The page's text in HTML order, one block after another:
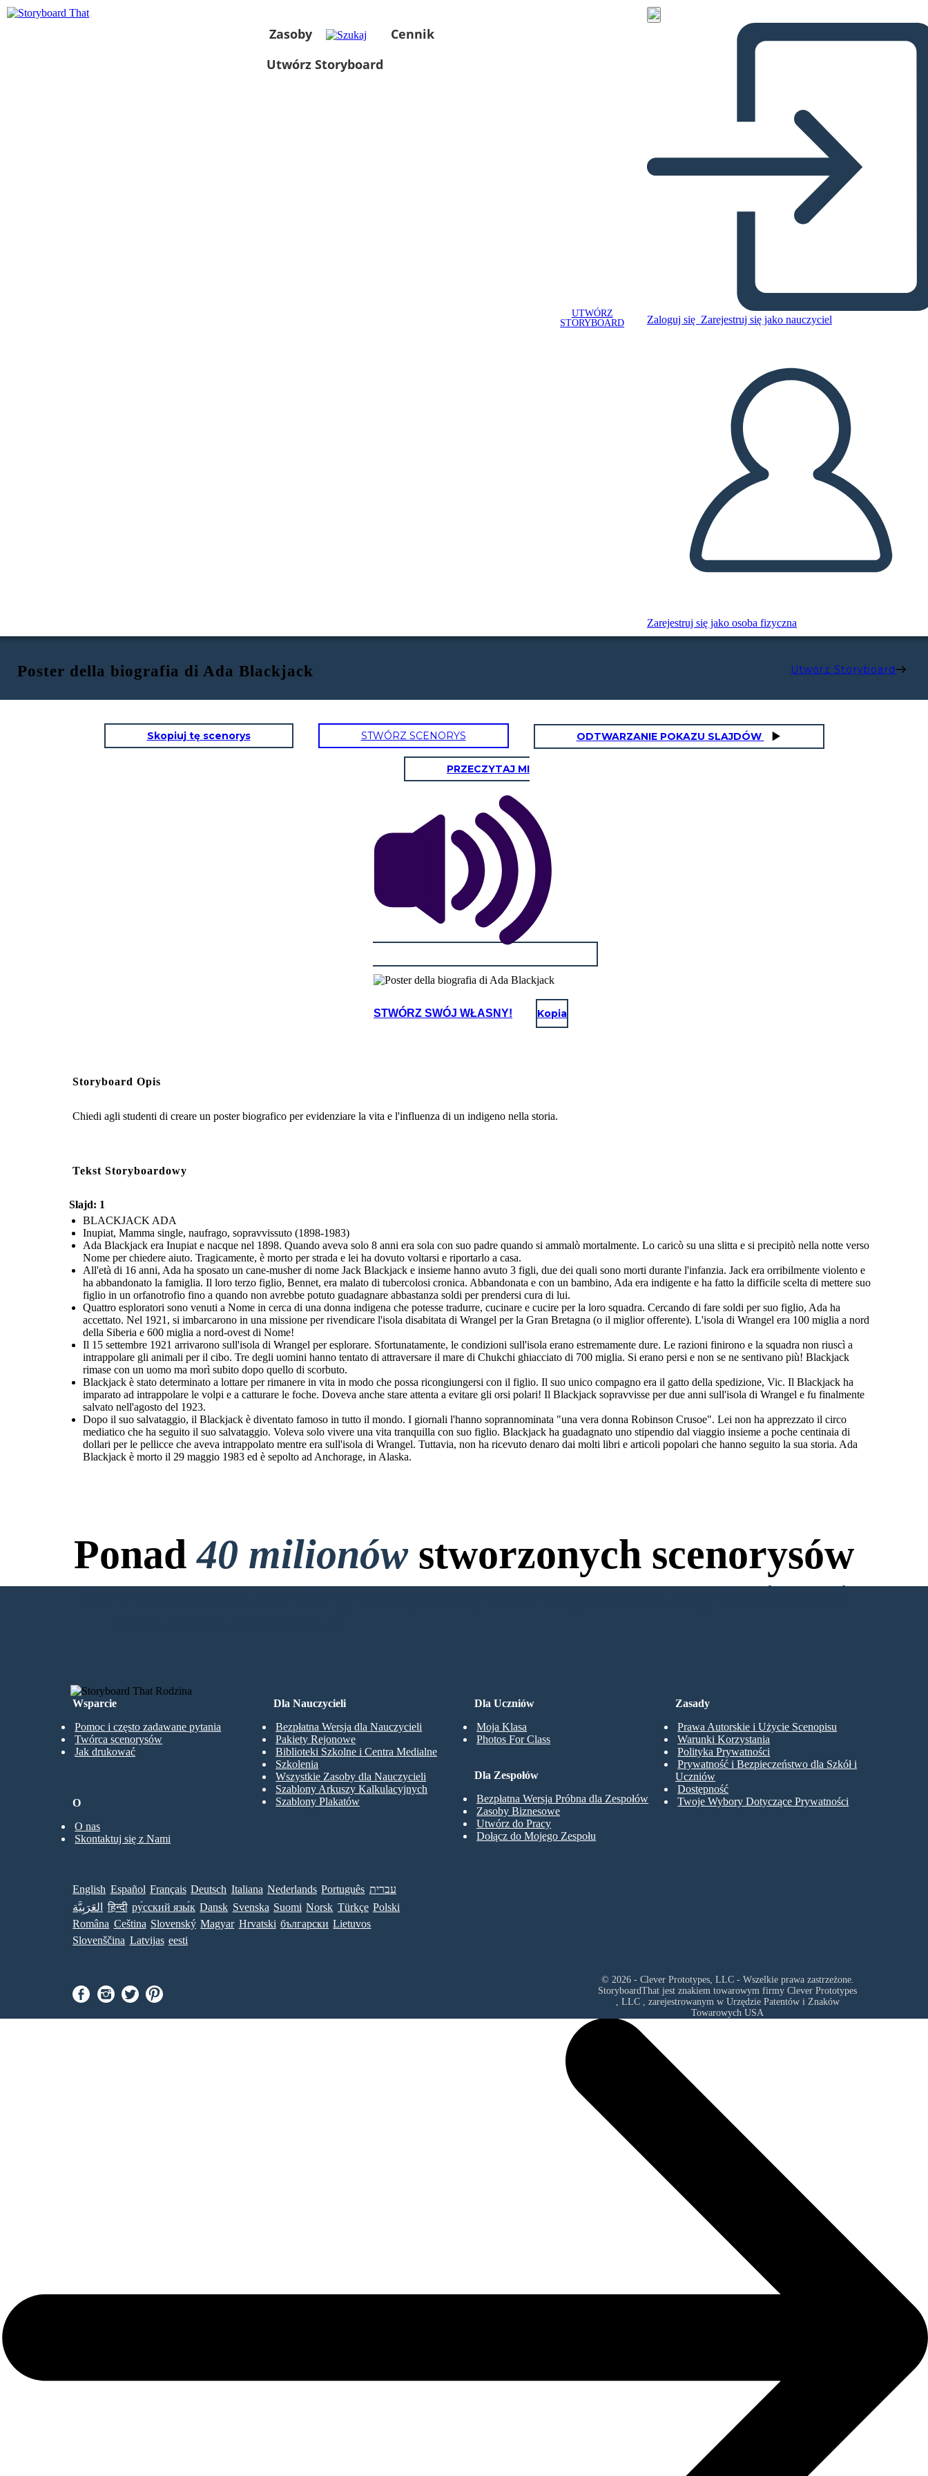
Zasoby
Cennik
Utwórz Storyboard
UTWÓRZ
STORYBOARD
Zaloguj się Zarejestruj się jako nauczyciel
Zarejestruj się jako osoba fizyczna
Poster della biografia di Ada Blackjack Utwórz Storyboard
Skopiuj tę scenorys STWÓRZ SCENORYS ODTWARZANIE POKAZU SLAJDÓW
PRZECZYTAJ MI
STWÓRZ SWÓJ WŁASNY! Kopia
Storyboard Opis
Chiedi agli studenti di creare un poster biografico per evidenziare la vita e l'influenza di un indigeno nella storia.
Tekst Storyboardowy
Slajd: 1
BLACKJACK ADA
Inupiat, Mamma single, naufrago, sopravvissuto (1898-1983)
Ada Blackjack era Inupiat e nacque nel 1898. Quando aveva solo 8 anni era sola con suo padre quando si ammalò mortalmente. Lo caricò su una slitta e si precipitò nella notte verso
Nome per chiedere aiuto. Tragicamente, è morto per strada e lei ha dovuto voltarsi e riportarlo a casa.
All'età di 16 anni, Ada ha sposato un cane-musher di nome Jack Blackjack e insieme hanno avuto 3 figli, due dei quali sono morti durante l'infanzia. Jack era orribilmente violento e
ha abbandonato la famiglia. Il loro terzo figlio, Bennet, era malato di tubercolosi cronica. Abbandonata e con un bambino, Ada era indigente e ha fatto la difficile scelta di mettere suo
figlio in un orfanotrofio fino a quando non avrebbe potuto guadagnare abbastanza soldi per prendersi cura di lui.
Quattro esploratori sono venuti a Nome in cerca di una donna indigena che potesse tradurre, cucinare e cucire per la loro squadra. Cercando di fare soldi per suo figlio, Ada ha
accettato. Nel 1921, si imbarcarono in una missione per rivendicare l'isola disabitata di Wrangel per la Gran Bretagna (o il miglior offerente). L'isola di Wrangel era 100 miglia a nord
della Siberia e 600 miglia a nord-ovest di Nome!
Il 15 settembre 1921 arrivarono sull'isola di Wrangel per esplorare. Sfortunatamente, le condizioni sull'isola erano estremamente dure. Le razioni finirono e la squadra non riuscì a
intrappolare gli animali per il cibo. Tre degli uomini hanno tentato di attraversare il mare di Chukchi ghiacciato di 700 miglia. Si erano persi e non se ne sentivano più! Blackjack
rimase con un uomo ma morì subito dopo quello di scorbuto.
Blackjack è stato determinato a lottare per rimanere in vita in modo che possa ricongiungersi con il figlio. Il suo unico compagno era il gatto della spedizione, Vic. Il Blackjack ha
imparato ad intrappolare le volpi e a catturare le foche. Doveva anche stare attenta a evitare gli orsi polari! Il Blackjack sopravvisse per due anni sull'isola di Wrangel e fu finalmente
salvato nell'agosto del 1923.
Dopo il suo salvataggio, il Blackjack è diventato famoso in tutto il mondo. I giornali l'hanno soprannominata "una vera donna Robinson Crusoe". Lei non ha apprezzato il circo
mediatico che ha seguito il suo salvataggio. Voleva solo vivere una vita tranquilla con suo figlio. Blackjack ha guadagnato uno stipendio dal viaggio insieme a poche centinaia di
dollari per le pellicce che aveva intrappolato mentre era sull'isola di Wrangel. Tuttavia, non ha ricevuto denaro dai molti libri e articoli popolari che hanno seguito la sua storia. Ada
Blackjack è morto il 29 maggio 1983 ed è sepolto ad Anchorage, in Alaska.
Ponad40 milionówstworzonych scenorysów
Bez Pobierania, bez Karty Kredytowej i bez Logowania, aby Spróbować!
Wsparcie
Pomoc i często zadawane pytania
Twórca scenorysów
Jak drukować
Dla Uczniów
Moja Klasa
Photos For Class
Dla Nauczycieli
Bezpłatna Wersja dla Nauczycieli
Pakiety Rejonowe
Biblioteki Szkolne i Centra Medialne
Szkolenia
Wszystkie Zasoby dla Nauczycieli
Szablony Arkuszy Kalkulacyjnych
Szablony Plakatów
Dla Zespołów
Bezpłatna Wersja Próbna dla Zespołów
Zasoby Biznesowe
Utwórz do Pracy
Dołącz do Mojego Zespołu
O
O nas
Skontaktuj się z Nami
Zasady
Prawa Autorskie i Użycie Scenopisu
Warunki Korzystania
Polityka Prywatności
Prywatność i Bezpieczeństwo dla Szkół i
Uczniów
Dostępność
Twoje Wybory Dotyczące Prywatności
English Español Français Deutsch Italiana Nederlands Português עברית
العَرَبِيَّة
हिन्दी ру́сский язы́к Dansk Svenska Suomi Norsk Türkçe Polski
Româna Ceština Slovenský Magyar Hrvatski български Lietuvos
Slovenščina Latvijas eesti
© 2026 - Clever Prototypes, LLC - Wszelkie prawa zastrzeżone.
StoryboardThat jest znakiem towarowym firmy Clever Prototypes
, LLC, zarejestrowanym w Urzędzie Patentów i Znaków
Towarowych USA